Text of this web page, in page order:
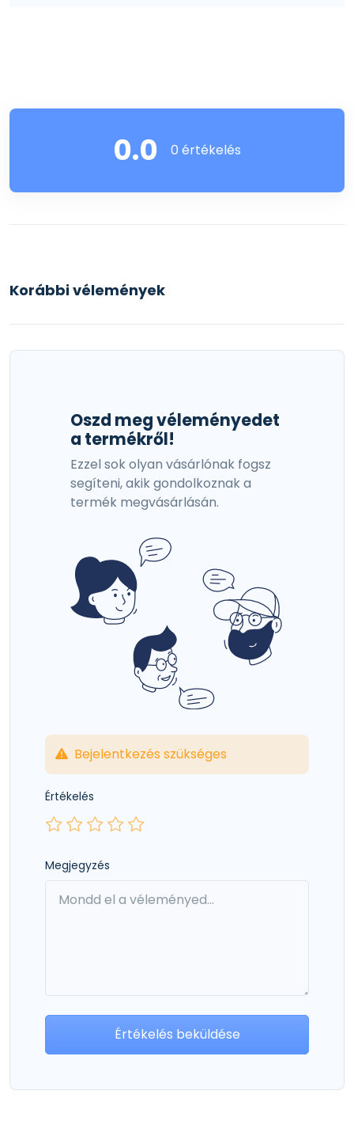
0.0 0 értékelés
Korábbi vélemények
Oszd meg véleményedet
a termékről!
Ezzel sok olyan vásárlónak fogsz
segíteni, akik gondolkoznak a
termék megvásárlásán.
Bejelentkezés szükséges
Értékelés
Megjegyzés
Értékelés beküldése